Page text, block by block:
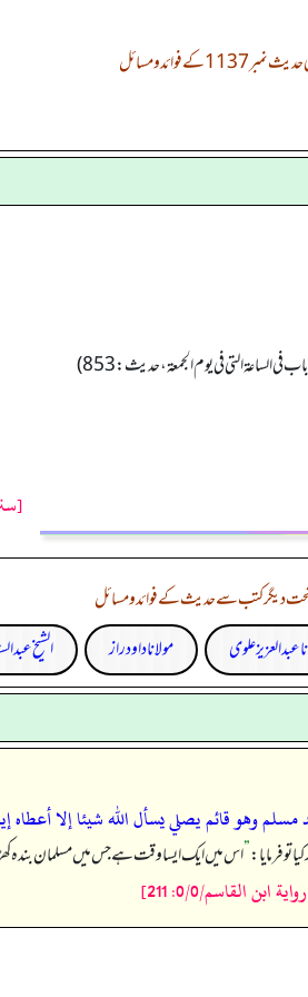
کے فوائد و مسائل
التی فی یوم الجمعة، حدیث: 853)
دیگر کتب سے حدیث کے فوائد و مسائل
عبد العزیز علوی مولانا داود راز الشیخ
وهو قائم يصلي يسأل الله شيئا إلا أعطاه
فرمایا:”اس میں ایک ایسا وقت ہے جس میں مسلمان بندہ کھڑا
ابن القاسم/0/0: 211]